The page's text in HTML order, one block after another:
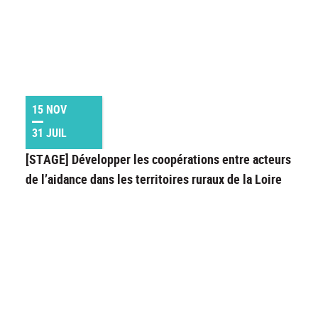
15 NOV
31 JUIL
[STAGE] Développer les coopérations entre acteurs
de l’aidance dans les territoires ruraux de la Loire